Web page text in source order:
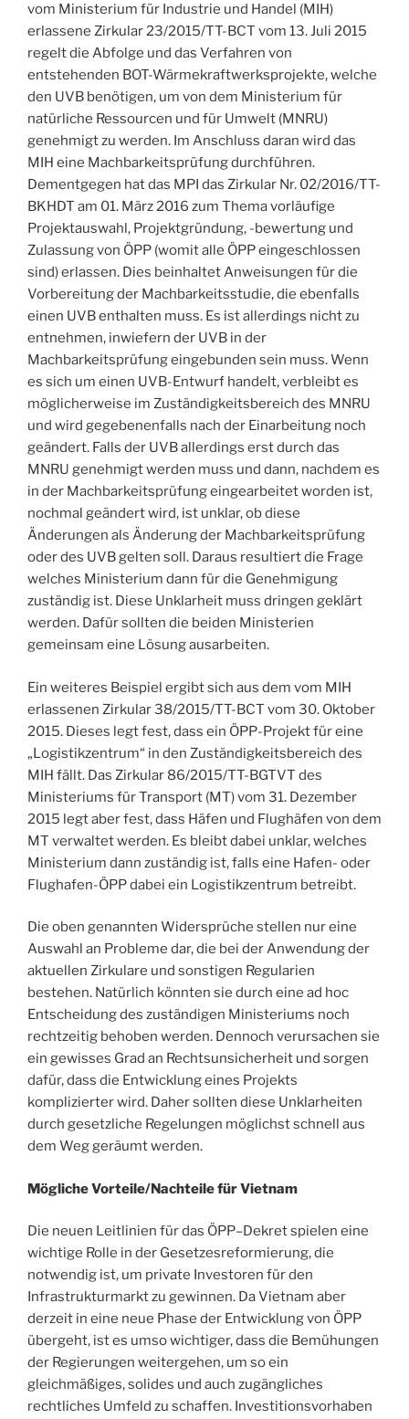
vom Ministerium für Industrie und Handel (MIH)
erlassene Zirkular 23/2015/TT-BCT vom 13. Juli 2015
regelt die Abfolge und das Verfahren von
entstehenden BOT-Wärmekraftwerksprojekte, welche
den UVB benötigen, um von dem Ministerium für
natürliche Ressourcen und für Umwelt (MNRU)
genehmigt zu werden. Im Anschluss daran wird das
MIH eine Machbarkeitsprüfung durchführen.
Dementgegen hat das MPI das Zirkular Nr. 02/2016/TT-
BKHDT am 01. März 2016 zum Thema vorläufige
Projektauswahl, Projektgründung, -bewertung und
Zulassung von ÖPP (womit alle ÖPP eingeschlossen
sind) erlassen. Dies beinhaltet Anweisungen für die
Vorbereitung der Machbarkeitsstudie, die ebenfalls
einen UVB enthalten muss. Es ist allerdings nicht zu
entnehmen, inwiefern der UVB in der
Machbarkeitsprüfung eingebunden sein muss. Wenn
es sich um einen UVB-Entwurf handelt, verbleibt es
möglicherweise im Zuständigkeitsbereich des MNRU
und wird gegebenenfalls nach der Einarbeitung noch
geändert. Falls der UVB allerdings erst durch das
MNRU genehmigt werden muss und dann, nachdem es
in der Machbarkeitsprüfung eingearbeitet worden ist,
nochmal geändert wird, ist unklar, ob diese
Änderungen als Änderung der Machbarkeitsprüfung
oder des UVB gelten soll. Daraus resultiert die Frage
welches Ministerium dann für die Genehmigung
zuständig ist. Diese Unklarheit muss dringen geklärt
werden. Dafür sollten die beiden Ministerien
gemeinsam eine Lösung ausarbeiten.
Ein weiteres Beispiel ergibt sich aus dem vom MIH
erlassenen Zirkular 38/2015/TT-BCT vom 30. Oktober
2015. Dieses legt fest, dass ein ÖPP-Projekt für eine
„Logistikzentrum“ in den Zuständigkeitsbereich des
MIH fällt. Das Zirkular 86/2015/TT-BGTVT des
Ministeriums für Transport (MT) vom 31. Dezember
2015 legt aber fest, dass Häfen und Flughäfen von dem
MT verwaltet werden. Es bleibt dabei unklar, welches
Ministerium dann zuständig ist, falls eine Hafen- oder
Flughafen-ÖPP dabei ein Logistikzentrum betreibt.
Die oben genannten Widersprüche stellen nur eine
Auswahl an Probleme dar, die bei der Anwendung der
aktuellen Zirkulare und sonstigen Regularien
bestehen. Natürlich könnten sie durch eine ad hoc
Entscheidung des zuständigen Ministeriums noch
rechtzeitig behoben werden. Dennoch verursachen sie
ein gewisses Grad an Rechtsunsicherheit und sorgen
dafür, dass die Entwicklung eines Projekts
komplizierter wird. Daher sollten diese Unklarheiten
durch gesetzliche Regelungen möglichst schnell aus
dem Weg geräumt werden.
Mögliche Vorteile/Nachteile für Vietnam
Die neuen Leitlinien für das ÖPP–Dekret spielen eine
wichtige Rolle in der Gesetzesreformierung, die
notwendig ist, um private Investoren für den
Infrastrukturmarkt zu gewinnen. Da Vietnam aber
derzeit in eine neue Phase der Entwicklung von ÖPP
übergeht, ist es umso wichtiger, dass die Bemühungen
der Regierungen weitergehen, um so ein
gleichmäßiges, solides und auch zugängliches
rechtliches Umfeld zu schaffen. Investitionsvorhaben